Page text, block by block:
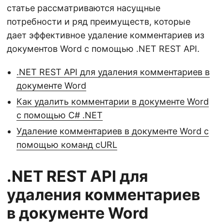
статье рассматриваются насущные
потребности и ряд преимуществ, которые
дает эффективное удаление комментариев из
документов Word с помощью .NET REST API.
.NET REST API для удаления комментариев в
документе Word
Как удалить комментарии в документе Word
с помощью C# .NET
Удаление комментариев в документе Word с
помощью команд cURL
.NET REST API для
удаления комментариев
в документе Word